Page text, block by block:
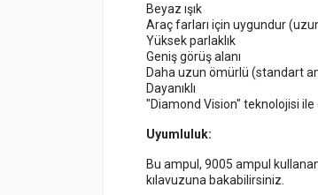
Beyaz ışık
Araç farları için uygundur
Yüksek parlaklık
Geniş görüş alanı
Daha uzun ömürlü (standart
Dayanıklı
"Diamond Vision" teknolojisi ile
Uyumluluk:
Bu ampul, 9005 ampul
kılavuzuna bakabilirsiniz.